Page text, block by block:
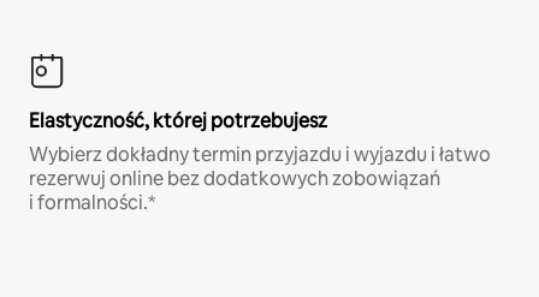
Elastyczność, której potrzebujesz
Wybierz dokładny termin przyjazdu i wyjazdu i łatwo
rezerwuj online bez dodatkowych zobowiązań
i formalności.*